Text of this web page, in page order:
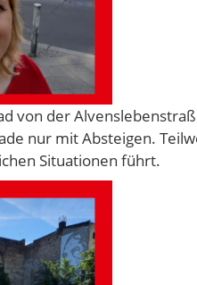
von der
nur mit Absteigen.
Situationen führt.